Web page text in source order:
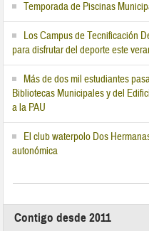
Temporada de Piscinas
Los Campus de Tecnificación
para disfrutar del deporte este
Más de dos mil estudiantes
Bibliotecas Municipales y del
a la PAU
El club waterpolo Dos
autonómica
Contigo desde 2011